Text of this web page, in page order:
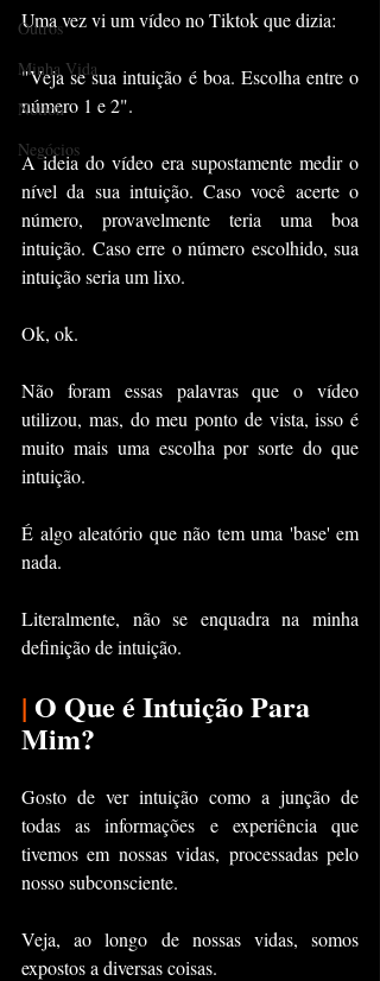
Outros
Minha Vida
Notion
Negócios
Uma vez vi um vídeo no Tiktok que dizia:
"Veja se sua intuição é boa. Escolha entre o
número 1 e 2".
A ideia do vídeo era supostamente medir o
nível da sua intuição. Caso você acerte o
número, provavelmente teria uma boa
intuição. Caso erre o número escolhido, sua
intuição seria um lixo.
Ok, ok.
Não foram essas palavras que o vídeo
utilizou, mas, do meu ponto de vista, isso é
muito mais uma escolha por sorte do que
intuição.
É algo aleatório que não tem uma 'base' em
nada.
Literalmente, não se enquadra na minha
definição de intuição.
| O Que é Intuição Para
Mim?
Gosto de ver intuição como a junção de
todas as informações e experiência que
tivemos em nossas vidas, processadas pelo
nosso subconsciente.
Veja, ao longo de nossas vidas, somos
expostos a diversas coisas.